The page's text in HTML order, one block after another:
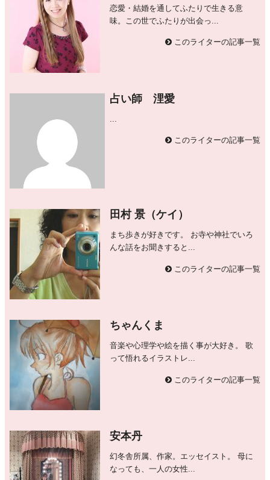
恋愛・結婚を通してふたりで生きる意
味。この世でふたりが出会っ...
このライターの記事一覧
占い師 浬愛
...
このライターの記事一覧
田村 景（ケイ）
まち歩きが好きです。 お寺や神社でいろ
んな話をお聞きすると...
このライターの記事一覧
ちゃんくま
音楽や心理学や絵を描く事が大好き。 歌
って悟れるイラストレ...
このライターの記事一覧
安本丹
幻冬舎所属、作家。エッセイスト。 母に
なっても、一人の女性...